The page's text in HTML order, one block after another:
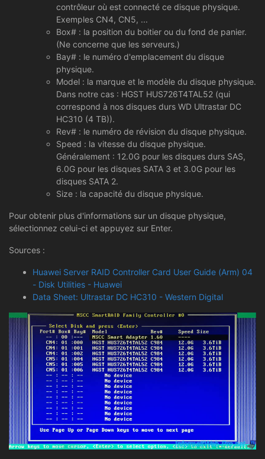
contrôleur où est connecté ce disque physique.
Exemples CN4, CN5, ...
Box# : la position du boitier ou du fond de panier.
(Ne concerne que les serveurs.)
Bay# : le numéro d'emplacement du disque
physique.
Model : la marque et le modèle du disque physique.
Dans notre cas : HGST HUS726T4TAL52 (qui
correspond à nos disques durs WD Ultrastar DC
HC310 (4 TB)).
Rev# : le numéro de révision du disque physique.
Speed : la vitesse du disque physique.
Généralement : 12.0G pour les disques durs SAS,
6.0G pour les disques SATA 3 et 3.0G pour les
disques SATA 2.
Size : la capacité du disque physique.
Pour obtenir plus d'informations sur un disque physique,
sélectionnez celui-ci et appuyez sur Enter.
Sources :
Huawei Server RAID Controller Card User Guide (Arm) 04
- Disk Utilities - Huawei
Data Sheet: Ultrastar DC HC310 - Western Digital